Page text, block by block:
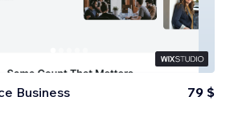
Business 79 $